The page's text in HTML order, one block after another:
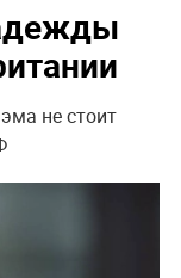
не стоит